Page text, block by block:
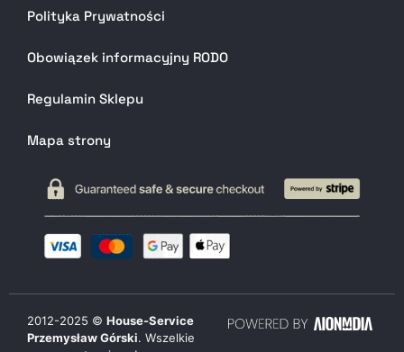
Polityka Prywatności
Obowiązek informacyjny RODO
Regulamin Sklepu
Mapa strony
2012-2025 © House-Service
Przemysław Górski. Wszelkie